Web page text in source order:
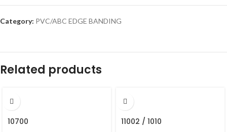
Category: PVC/ABC EDGE BANDING
Related products
10700 11002 / 1010